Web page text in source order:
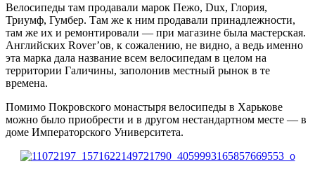
Велосипеды там продавали марок Пежо, Dux, Глория,
Триумф, Гумбер. Там же к ним продавали принадлежности,
там же их и ремонтировали — при магазине была мастерская.
Английских Rover’ов, к сожалению, не видно, а ведь именно
эта марка дала название всем велосипедам в целом на
территории Галичины, заполонив местный рынок в те
времена.
Помимо Покровского монастыря велосипеды в Харькове
можно было приобрести и в другом нестандартном месте — в
доме Императорского Университета.